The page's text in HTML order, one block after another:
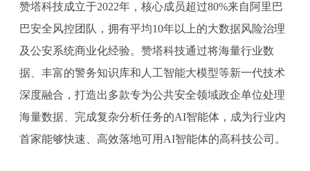
赞塔科技成立于2022年，核心成员超过80%来自阿里巴
巴安全风控团队，拥有平均10年以上的大数据风险治理
及公安系统商业化经验。赞塔科技通过将海量行业数
据、丰富的警务知识库和人工智能大模型等新一代技术
深度融合，打造出多款专为公共安全领域政企单位处理
海量数据、完成复杂分析任务的AI智能体，成为行业内
首家能够快速、高效落地可用AI智能体的高科技公司。